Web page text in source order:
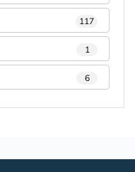
117
1
6